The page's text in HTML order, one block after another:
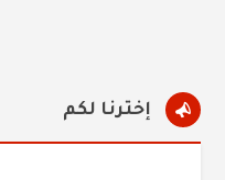
 إخترنا لكم